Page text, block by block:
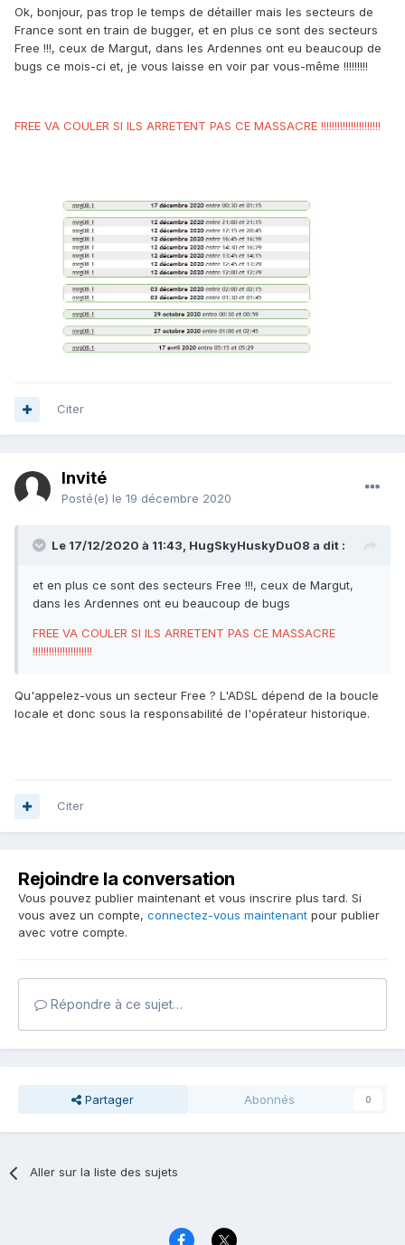
Ok, bonjour, pas trop le temps de détailler mais les secteurs de
France sont en train de bugger, et en plus ce sont des secteurs
Free !!!, ceux de Margut, dans les Ardennes ont eu beaucoup de
bugs ce mois-ci et, je vous laisse en voir par vous-même !!!!!!!!!
FREE VA COULER SI ILS ARRETENT PAS CE MASSACRE !!!!!!!!!!!!!!!!!!!!!!
Citer
Invité
Posté(e) le 19 décembre 2020
Le 17/12/2020 à 11:43, HugSkyHuskyDu08 a dit :
et en plus ce sont des secteurs Free !!!, ceux de Margut,
dans les Ardennes ont eu beaucoup de bugs
FREE VA COULER SI ILS ARRETENT PAS CE MASSACRE
!!!!!!!!!!!!!!!!!!!!!!
Qu'appelez-vous un secteur Free ? L'ADSL dépend de la boucle
locale et donc sous la responsabilité de l'opérateur historique.
Citer
Rejoindre la conversation
Vous pouvez publier maintenant et vous inscrire plus tard. Si
vous avez un compte, connectez-vous maintenant pour publier
avec votre compte.
Répondre à ce sujet…
Partager Abonnés 0
Aller sur la liste des sujets